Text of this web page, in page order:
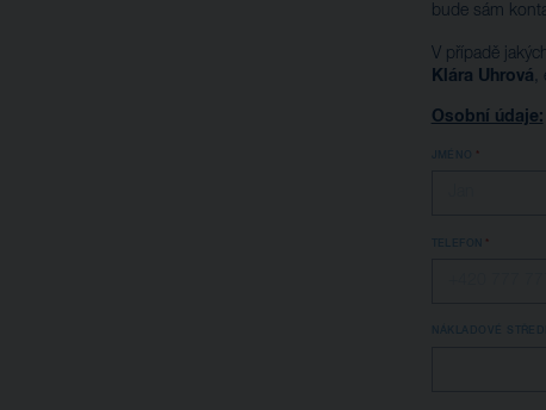
bude sám
V případě
Klára Uhrová,
Osobní údaje:
NÁKLADOVÉ